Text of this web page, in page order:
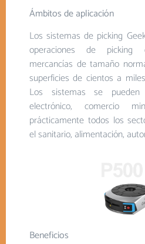
Ámbitos de aplicación
Los sistemas de picking
operaciones de picking
mercancías de tamaño
superficies de cientos a
Los sistemas se
electrónico, comercio
prácticamente todos los
el sanitario, alimentación,
Beneficios